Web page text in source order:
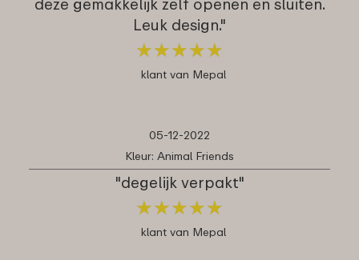
Leuk design."
★★★★★
★★★★★
klant van Mepal
05-12-2022
Kleur: Animal Friends
"degelijk verpakt"
★★★★★
★★★★★
klant van Mepal